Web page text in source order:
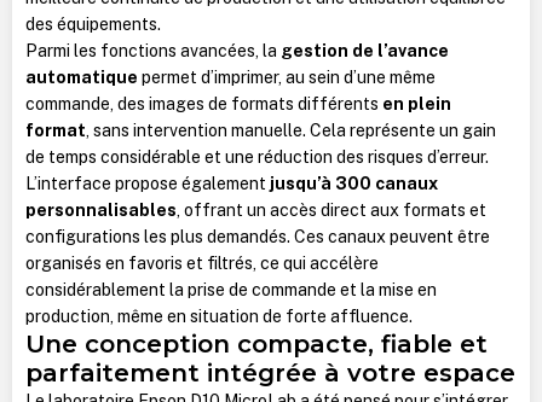
des équipements.
Parmi les fonctions avancées, la gestion de l’avance
automatique permet d’imprimer, au sein d’une même
commande, des images de formats différents en plein
format, sans intervention manuelle. Cela représente un gain
de temps considérable et une réduction des risques d’erreur.
L’interface propose également jusqu’à 300 canaux
personnalisables, offrant un accès direct aux formats et
configurations les plus demandés. Ces canaux peuvent être
organisés en favoris et filtrés, ce qui accélère
considérablement la prise de commande et la mise en
production, même en situation de forte affluence.
Une conception compacte, fiable et
parfaitement intégrée à votre espace